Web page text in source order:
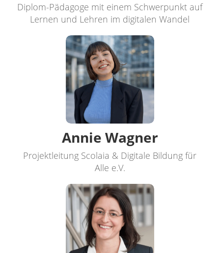
Diplom-Pädagoge mit einem Schwerpunkt auf
Lernen und Lehren im digitalen Wandel
Annie Wagner
Projektleitung Scolaia & Digitale Bildung für
Alle e.V.